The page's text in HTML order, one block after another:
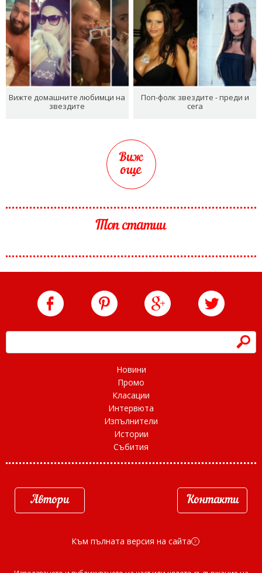
Вижте домашните любимци на
звездите
Поп-фолк звездите - преди и
сега
Виж
още
Топ статии
h
Новини
Промо
Класации
Интервюта
Изпълнители
Истории
Събития
Автори Контакти
Към пълната версия на сайта d